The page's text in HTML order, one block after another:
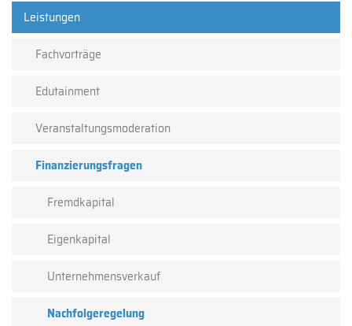
Leistungen
Fachvorträge
Edutainment
Veranstaltungsmoderation
Finanzierungsfragen
Fremdkapital
Eigenkapital
Unternehmensverkauf
Nachfolgeregelung